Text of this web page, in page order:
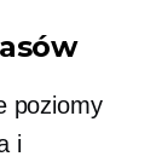
poziomy
i